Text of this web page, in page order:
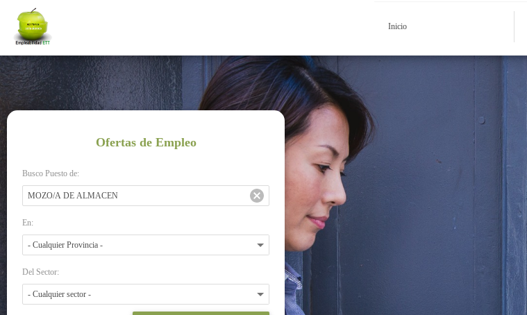
Inicio
Ofertas de Empleo
Busco Puesto de:
En:
Del Sector: